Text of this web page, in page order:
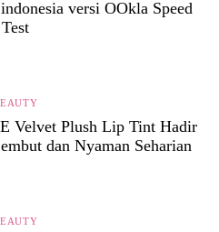
versi OOkla Speed
Test
Velvet Plush Lip Tint Hadir
dan Nyaman Seharian